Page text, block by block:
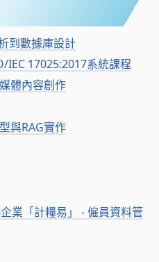
到數據庫設計
IEC 17025:2017系統課程
體內容創作
與RAG實作
業「計糧易」 - 僱員資料管